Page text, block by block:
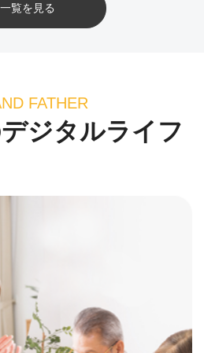
一覧を見る
FATHER
ジタルライフ